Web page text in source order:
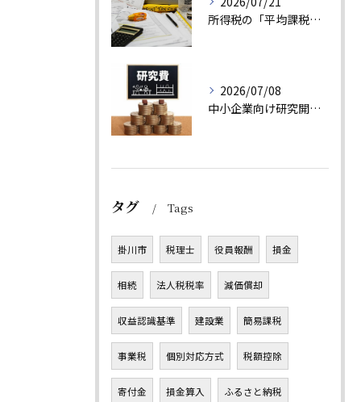
所得税の「平均課税」とは？一時的に収入が増えた方の税負担を軽減する制度
2026/07/08
中小企業向け研究開発税制（中小企業技術基盤強化税制）とは？ 制度概要と活用ポイントを解説
タグ Tags
掛川市 税理士 役員報酬 損金
相続 法人税税率 減価償却
収益認識基準 建設業 簡易課税
事業税 個別対応方式 税額控除
寄付金 損金算入 ふるさと納税